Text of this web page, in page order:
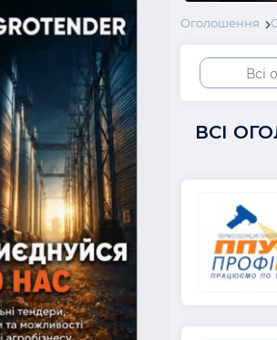
Оголошення
Всі
ВСІ